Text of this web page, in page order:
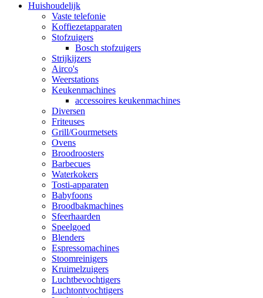
Huishoudelijk
Vaste telefonie
Koffiezetapparaten
Stofzuigers
Bosch stofzuigers
Strijkijzers
Airco's
Weerstations
Keukenmachines
accessoires keukenmachines
Diversen
Friteuses
Grill/Gourmetsets
Ovens
Broodroosters
Barbecues
Waterkokers
Tosti-apparaten
Babyfoons
Broodbakmachines
Sfeerhaarden
Speelgoed
Blenders
Espressomachines
Stoomreinigers
Kruimelzuigers
Luchtbevochtigers
Luchtontvochtigers